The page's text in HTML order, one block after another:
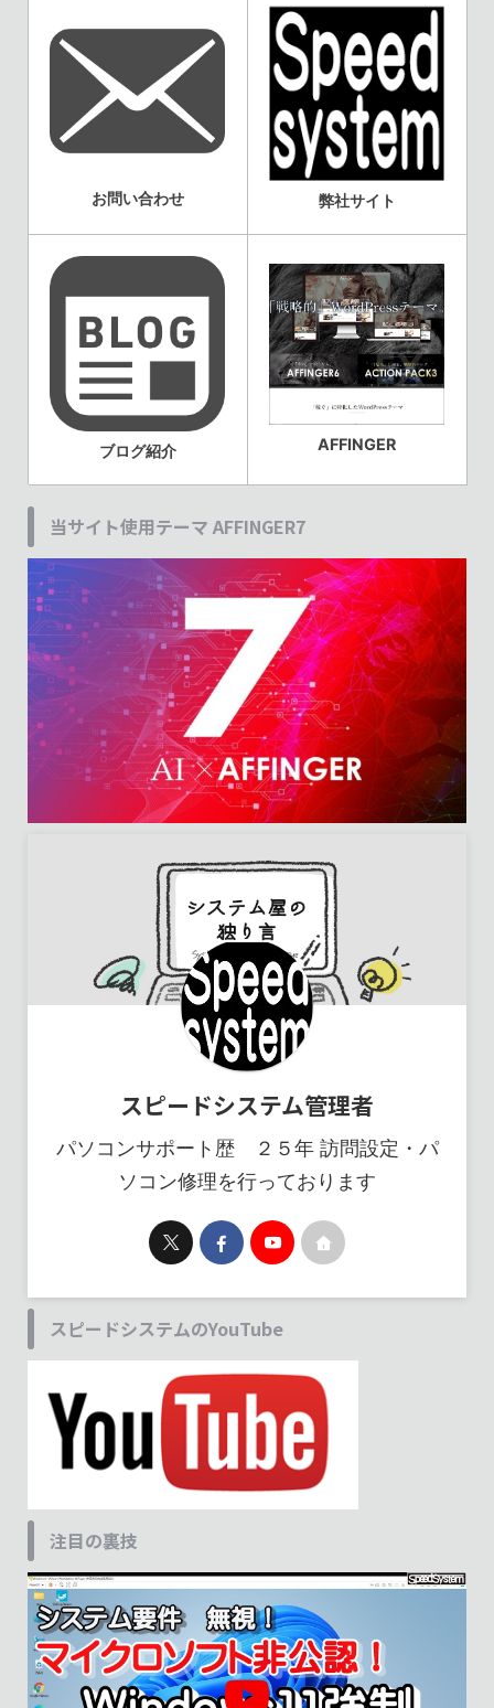
お問い合わせ 弊社サイト
ブログ紹介 AFFINGER
当サイト使用テーマ AFFINGER7
スピードシステム管理者
パソコンサポート歴 ２５年 訪問設定・パ
ソコン修理を行っております
スピードシステムのYouTube
注目の裏技